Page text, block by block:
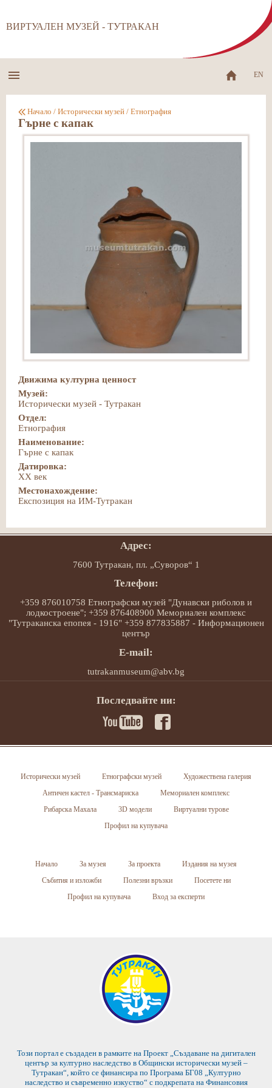
ВИРТУАЛЕН МУЗЕЙ - ТУТРАКАН
EN
Начало / Исторически музей / Етнография
Гърне с капак
Движима културна ценност
Музей:
Исторически музей - Тутракан
Отдел:
Етнография
Наименование:
Гърне с капак
Датировка:
ХХ век
Местонахождение:
Експозиция на ИМ-Тутракан
Адрес:
7600 Тутракан, пл. „Суворов“ 1
Телефон:
+359 876010758 Етнографски музей "Дунавски риболов и
лодкостроене"; +359 876408900 Мемориален комплекс
"Тутраканска епопея - 1916" +359 877835887 - Информационен
център
E-mail:
tutrakanmuseum@abv.bg
Последвайте ни:
Исторически музей Етнографски музей
Художествена галерия
Античен кастел - Трансмариска
Мемориален комплекс
Рибарска Махала
3D модели
Виртуални турове
Профил на купувача
Начало За музея За проекта
Издания на музея
Събития и изложби
Полезни връзки
Посетете ни
Профил на купувача
Вход за експерти
Този портал е създаден в рамките на Проект „Създаване на дигитален
център за културно наследство в Общински исторически музей –
Тутракан“, който се финансира по Програма БГ08 „Културно
наследство и съвременно изкуство“ с подкрепата на Финансовия